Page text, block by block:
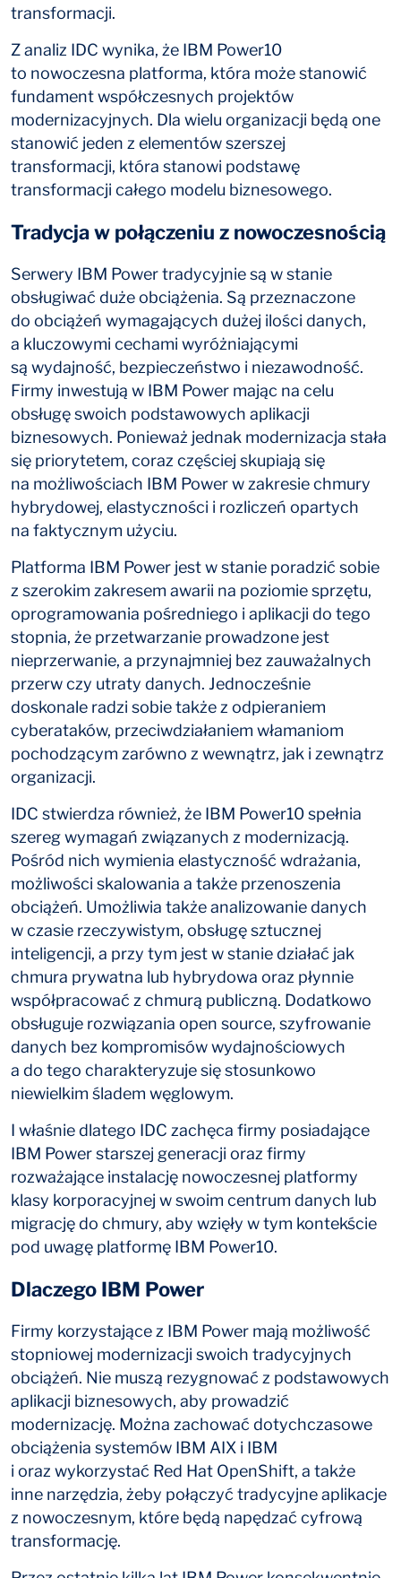
transformacji.
Z analiz IDC wynika, że IBM Power10
to nowoczesna platforma, która może stanowić
fundament współczesnych projektów
modernizacyjnych. Dla wielu organizacji będą one
stanowić jeden z elementów szerszej
transformacji, która stanowi podstawę
transformacji całego modelu biznesowego.
Tradycja w połączeniu z nowoczesnością
Serwery IBM Power tradycyjnie są w stanie
obsługiwać duże obciążenia. Są przeznaczone
do obciążeń wymagających dużej ilości danych,
a kluczowymi cechami wyróżniającymi
są wydajność, bezpieczeństwo i niezawodność.
Firmy inwestują w IBM Power mając na celu
obsługę swoich podstawowych aplikacji
biznesowych. Ponieważ jednak modernizacja stała
się priorytetem, coraz częściej skupiają się
na możliwościach IBM Power w zakresie chmury
hybrydowej, elastyczności i rozliczeń opartych
na faktycznym użyciu.
Platforma IBM Power jest w stanie poradzić sobie
z szerokim zakresem awarii na poziomie sprzętu,
oprogramowania pośredniego i aplikacji do tego
stopnia, że przetwarzanie prowadzone jest
nieprzerwanie, a przynajmniej bez zauważalnych
przerw czy utraty danych. Jednocześnie
doskonale radzi sobie także z odpieraniem
cyberataków, przeciwdziałaniem włamaniom
pochodzącym zarówno z wewnątrz, jak i zewnątrz
organizacji.
IDC stwierdza również, że IBM Power10 spełnia
szereg wymagań związanych z modernizacją.
Pośród nich wymienia elastyczność wdrażania,
możliwości skalowania a także przenoszenia
obciążeń. Umożliwia także analizowanie danych
w czasie rzeczywistym, obsługę sztucznej
inteligencji, a przy tym jest w stanie działać jak
chmura prywatna lub hybrydowa oraz płynnie
współpracować z chmurą publiczną. Dodatkowo
obsługuje rozwiązania open source, szyfrowanie
danych bez kompromisów wydajnościowych
a do tego charakteryzuje się stosunkowo
niewielkim śladem węglowym.
I właśnie dlatego IDC zachęca firmy posiadające
IBM Power starszej generacji oraz firmy
rozważające instalację nowoczesnej platformy
klasy korporacyjnej w swoim centrum danych lub
migrację do chmury, aby wzięły w tym kontekście
pod uwagę platformę IBM Power10.
Dlaczego IBM Power
Firmy korzystające z IBM Power mają możliwość
stopniowej modernizacji swoich tradycyjnych
obciążeń. Nie muszą rezygnować z podstawowych
aplikacji biznesowych, aby prowadzić
modernizację. Można zachować dotychczasowe
obciążenia systemów IBM AIX i IBM
i oraz wykorzystać Red Hat OpenShift, a także
inne narzędzia, żeby połączyć tradycyjne aplikacje
z nowoczesnym, które będą napędzać cyfrową
transformację.